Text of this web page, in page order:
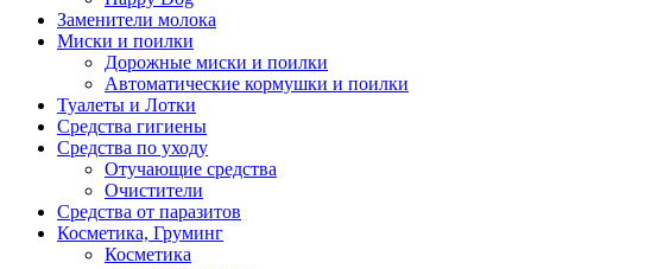
Заменители молока
Миски и поилки
Дорожные миски и поилки
Автоматические кормушки и поилки
Туалеты и Лотки
Средства гигиены
Средства по уходу
Отучающие средства
Очистители
Средства от паразитов
Косметика, Груминг
Косметика